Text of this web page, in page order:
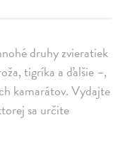
druhy zvieratiek
tigríka a ďalšie –,
kamarátov. Vydajte
sa určite